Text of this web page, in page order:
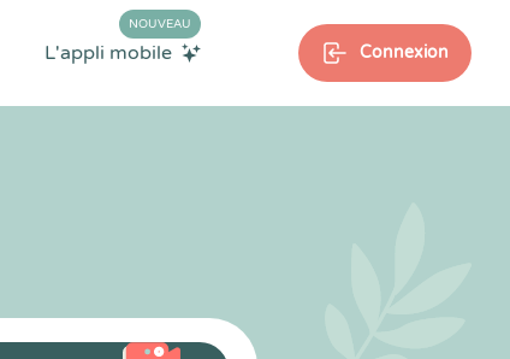
L'appli mobile
NOUVEAU
Connexion